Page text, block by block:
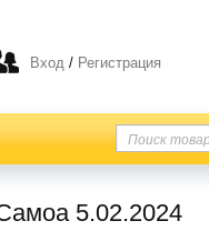
Вход/Регистрация
5.02.2024